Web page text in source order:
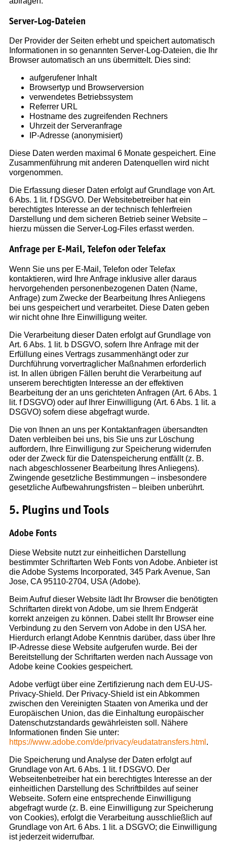
Server-Log-Dateien
Der Provider der Seiten erhebt und speichert automatisch
Informationen in so genannten Server-Log-Dateien, die Ihr
Browser automatisch an uns übermittelt. Dies sind:
aufgerufener Inhalt
Browsertyp und Browserversion
verwendetes Betriebssystem
Referrer URL
Hostname des zugreifenden Rechners
Uhrzeit der Serveranfrage
IP-Adresse (anonymisiert)
Diese Daten werden maximal 6 Monate gespeichert. Eine
Zusammenführung mit anderen Datenquellen wird nicht
vorgenommen.
Die Erfassung dieser Daten erfolgt auf Grundlage von Art.
6 Abs. 1 lit. f DSGVO. Der Websitebetreiber hat ein
berechtigtes Interesse an der technisch fehlerfreien
Darstellung und dem sicheren Betrieb seiner Website –
hierzu müssen die Server-Log-Files erfasst werden.
Anfrage per E-Mail, Telefon oder Telefax
Wenn Sie uns per E-Mail, Telefon oder Telefax
kontaktieren, wird Ihre Anfrage inklusive aller daraus
hervorgehenden personenbezogenen Daten (Name,
Anfrage) zum Zwecke der Bearbeitung Ihres Anliegens
bei uns gespeichert und verarbeitet. Diese Daten geben
wir nicht ohne Ihre Einwilligung weiter.
Die Verarbeitung dieser Daten erfolgt auf Grundlage von
Art. 6 Abs. 1 lit. b DSGVO, sofern Ihre Anfrage mit der
Erfüllung eines Vertrags zusammenhängt oder zur
Durchführung vorvertraglicher Maßnahmen erforderlich
ist. In allen übrigen Fällen beruht die Verarbeitung auf
unserem berechtigten Interesse an der effektiven
Bearbeitung der an uns gerichteten Anfragen (Art. 6 Abs. 1
lit. f DSGVO) oder auf Ihrer Einwilligung (Art. 6 Abs. 1 lit. a
DSGVO) sofern diese abgefragt wurde.
Die von Ihnen an uns per Kontaktanfragen übersandten
Daten verbleiben bei uns, bis Sie uns zur Löschung
auffordern, Ihre Einwilligung zur Speicherung widerrufen
oder der Zweck für die Datenspeicherung entfällt (z. B.
nach abgeschlossener Bearbeitung Ihres Anliegens).
Zwingende gesetzliche Bestimmungen – insbesondere
gesetzliche Aufbewahrungsfristen – bleiben unberührt.
5. Plugins und Tools
Adobe Fonts
Diese Website nutzt zur einheitlichen Darstellung
bestimmter Schriftarten Web Fonts von Adobe. Anbieter ist
die Adobe Systems Incorporated, 345 Park Avenue, San
Jose, CA 95110-2704, USA (Adobe).
Beim Aufruf dieser Website lädt Ihr Browser die benötigten
Schriftarten direkt von Adobe, um sie Ihrem Endgerät
korrekt anzeigen zu können. Dabei stellt Ihr Browser eine
Verbindung zu den Servern von Adobe in den USA her.
Hierdurch erlangt Adobe Kenntnis darüber, dass über Ihre
IP-Adresse diese Website aufgerufen wurde. Bei der
Bereitstellung der Schriftarten werden nach Aussage von
Adobe keine Cookies gespeichert.
Adobe verfügt über eine Zertifizierung nach dem EU-US-
Privacy-Shield. Der Privacy-Shield ist ein Abkommen
zwischen den Vereinigten Staaten von Amerika und der
Europäischen Union, das die Einhaltung europäischer
Datenschutzstandards gewährleisten soll. Nähere
Informationen finden Sie unter:
https://www.adobe.com/de/privacy/eudatatransfers.html .
Die Speicherung und Analyse der Daten erfolgt auf
Grundlage von Art. 6 Abs. 1 lit. f DSGVO. Der
Webseitenbetreiber hat ein berechtigtes Interesse an der
einheitlichen Darstellung des Schriftbildes auf seiner
Webseite. Sofern eine entsprechende Einwilligung
abgefragt wurde (z. B. eine Einwilligung zur Speicherung
von Cookies), erfolgt die Verarbeitung ausschließlich auf
Grundlage von Art. 6 Abs. 1 lit. a DSGVO; die Einwilligung
ist jederzeit widerrufbar.